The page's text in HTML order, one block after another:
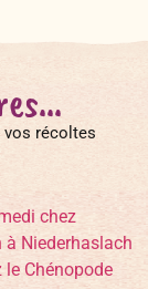
vos récoltes